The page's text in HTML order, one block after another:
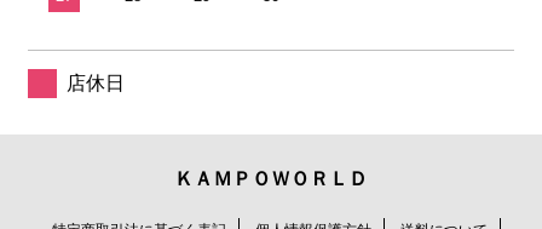
店休日
ＫＡＭＰＯＷＯＲＬＤ